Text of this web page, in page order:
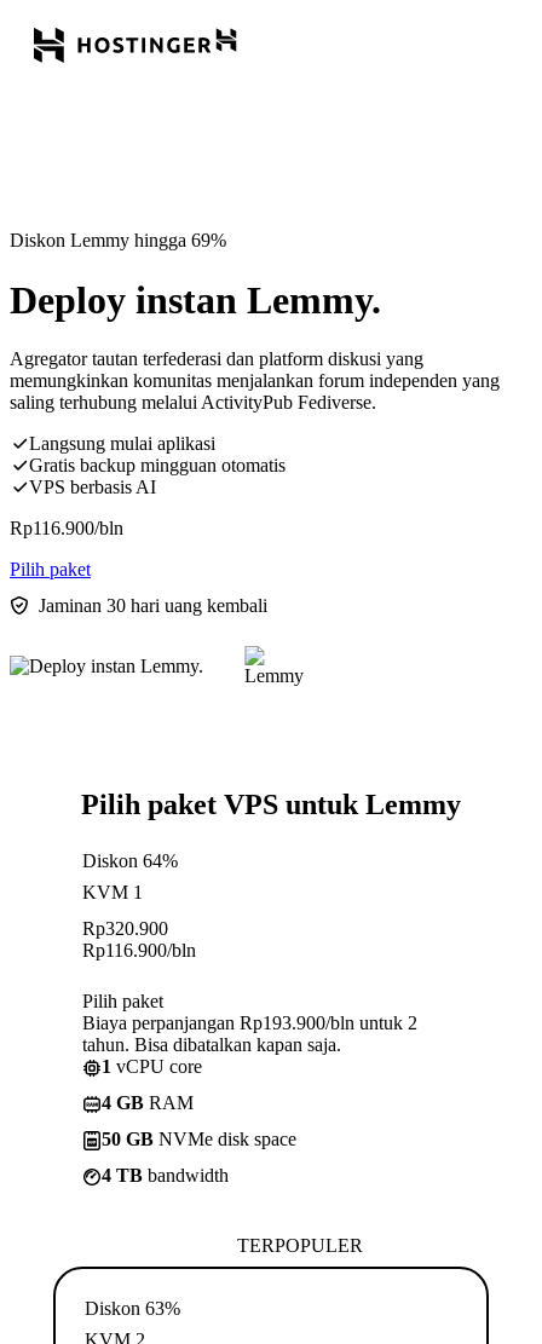
Diskon Lemmy hingga 69%
Deploy instan Lemmy.
Agregator tautan terfederasi dan platform diskusi yang
memungkinkan komunitas menjalankan forum independen yang
saling terhubung melalui ActivityPub Fediverse.
Langsung mulai aplikasi
Gratis backup mingguan otomatis
VPS berbasis AI
Rp116.900/bln
Pilih paket
Jaminan 30 hari uang kembali
Pilih paket VPS untuk Lemmy
Diskon 64%
KVM 1
Rp320.900
Rp116.900/bln
Pilih paket
Biaya perpanjangan Rp193.900/bln untuk 2
tahun. Bisa dibatalkan kapan saja.
1 vCPU core
4 GB RAM
50 GB NVMe disk space
4 TB bandwidth
TERPOPULER
Diskon 63%